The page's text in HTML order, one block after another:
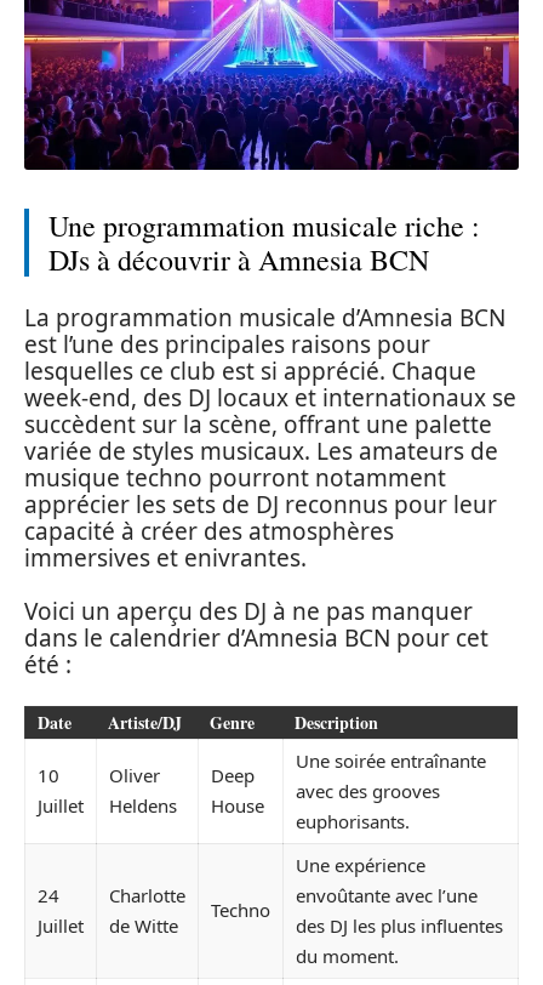
Une programmation musicale riche :
DJs à découvrir à Amnesia BCN
La programmation musicale d’Amnesia BCN
est l’une des principales raisons pour
lesquelles ce club est si apprécié. Chaque
week-end, des DJ locaux et internationaux se
succèdent sur la scène, offrant une palette
variée de styles musicaux. Les amateurs de
musique techno pourront notamment
apprécier les sets de DJ reconnus pour leur
capacité à créer des atmosphères
immersives et enivrantes.
Voici un aperçu des DJ à ne pas manquer
dans le calendrier d’Amnesia BCN pour cet
été :
Date Artiste/DJ Genre Description
10
Juillet
Oliver
Heldens
Deep
House
Une soirée entraînante
avec des grooves
euphorisants.
24
Juillet
Charlotte
de Witte
Techno
Une expérience
envoûtante avec l’une
des DJ les plus influentes
du moment.